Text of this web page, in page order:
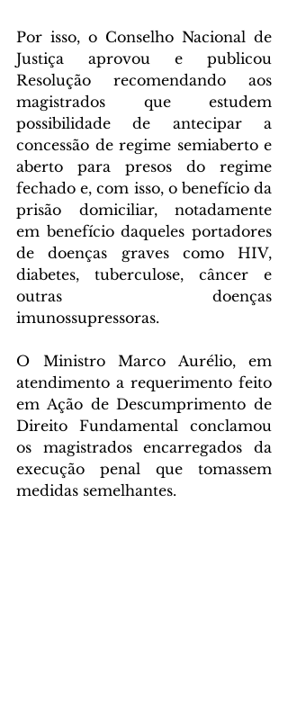
Por isso, o Conselho Nacional de
Justiça aprovou e publicou
Resolução recomendando aos
magistrados que estudem
possibilidade de antecipar a
concessão de regime semiaberto e
aberto para presos do regime
fechado e, com isso, o benefício da
prisão domiciliar, notadamente
em benefício daqueles portadores
de doenças graves como HIV,
diabetes, tuberculose, câncer e
outras doenças
imunossupressoras.
O Ministro Marco Aurélio, em
atendimento a requerimento feito
em Ação de Descumprimento de
Direito Fundamental conclamou
os magistrados encarregados da
execução penal que tomassem
medidas semelhantes.